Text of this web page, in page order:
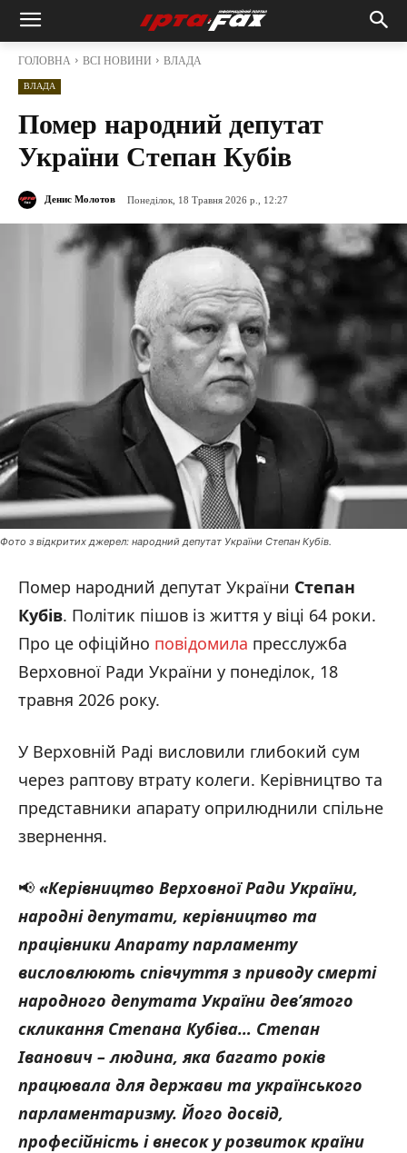
ГОЛОВНА ВСІ НОВИНИ ВЛАДА
ВЛАДА
Помер народний депутат
України Степан Кубів
Денис Молотов Понеділок, 18 Травня 2026 р., 12:27
Фото з відкритих джерел: народний депутат України Степан Кубів.
Помер народний депутат України Степан
Кубів. Політик пішов із життя у віці 64 роки.
Про це офіційно повідомила пресслужба
Верховної Ради України у понеділок, 18
травня 2026 року.
У Верховній Раді висловили глибокий сум
через раптову втрату колеги. Керівництво та
представники апарату оприлюднили спільне
звернення.
📢 «Керівництво Верховної Ради України,
народні депутати, керівництво та
працівники Апарату парламенту
висловлюють співчуття з приводу смерті
народного депутата України дев’ятого
скликання Степана Кубіва… Степан
Іванович – людина, яка багато років
працювала для держави та українського
парламентаризму. Його досвід,
професійність і внесок у розвиток країни